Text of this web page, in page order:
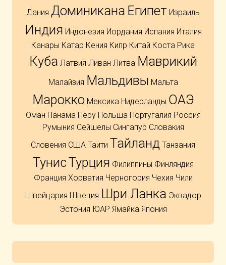
Дания Доминикана Египет Израиль
Индия Индонезия Иордания Испания Италия
Канары Катар Кения Кипр Китай Коста Рика
Куба Латвия Ливан Литва Маврикий
Малайзия Мальдивы Мальта
Марокко Мексика Нидерланды ОАЭ
Оман Панама Перу Польша Португалия Россия
Румыния Сейшелы Сингапур Словакия
Словения США Таити Тайланд Танзания
ТунисТурция Филиппины Финляндия
Франция Хорватия Черногория Чехия Чили
Швейцария Швеция Шри Ланка Эквадор
Эстония ЮАР Ямайка Япония